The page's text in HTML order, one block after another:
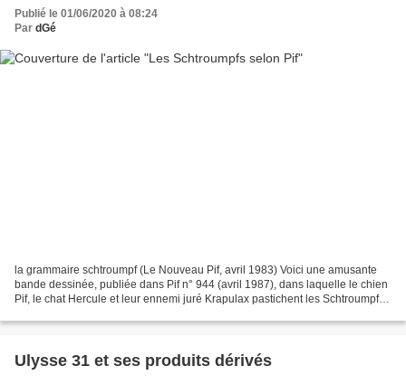
Publié le 01/06/2020 à 08:24
Par dGé
la grammaire schtroumpf (Le Nouveau Pif, avril 1983) Voici une amusante
bande dessinée, publiée dans Pif n° 944 (avril 1987), dans laquelle le chien
Pif, le chat Hercule et leur ennemi juré Krapulax pastichent les Schtroumpfs,
Ulysse 31 et ses produits dérivés